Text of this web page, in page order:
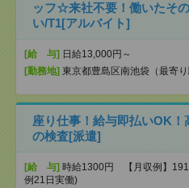
ッフ☆来社不要！働いたそ
い/T1[アルバイト]
[給 与] 日給13,000円～
[勤務地] 東京都豊島区南池袋（最寄り
座り仕事！給与即払いOK
の検査[派遣]
[給 与] 時給1300円 【月収例】
例21日実働)